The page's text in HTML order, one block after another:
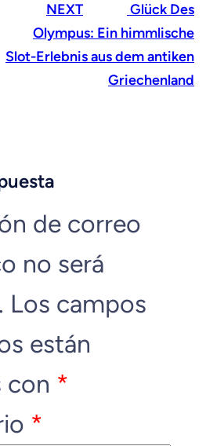
NEXT
Glück Des
Olympus: Ein himmlische
Slot-Erlebnis aus dem antiken
Griechenland
de correo
no será
Los campos
están
con *
*